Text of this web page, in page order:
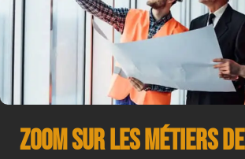
Zoom sur les Métiers de